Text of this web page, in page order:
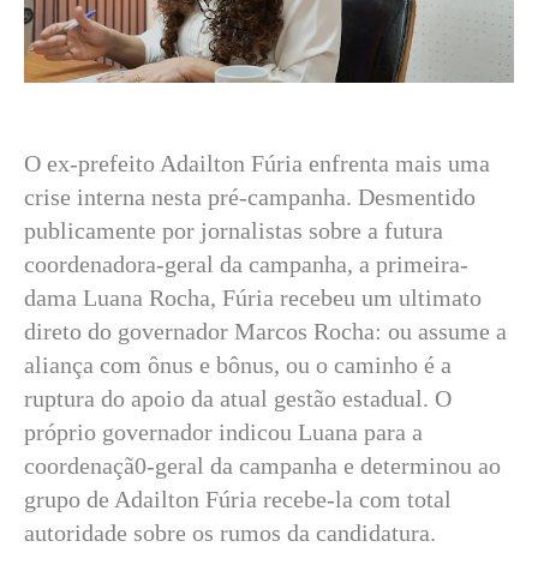
O ex-prefeito Adailton Fúria enfrenta mais uma
crise interna nesta pré-campanha. Desmentido
publicamente por jornalistas sobre a futura
coordenadora-geral da campanha, a primeira-
dama Luana Rocha, Fúria recebeu um ultimato
direto do governador Marcos Rocha: ou assume a
aliança com ônus e bônus, ou o caminho é a
ruptura do apoio da atual gestão estadual. O
próprio governador indicou Luana para a
coordenaçã0-geral da campanha e determinou ao
grupo de Adailton Fúria recebe-la com total
autoridade sobre os rumos da candidatura.